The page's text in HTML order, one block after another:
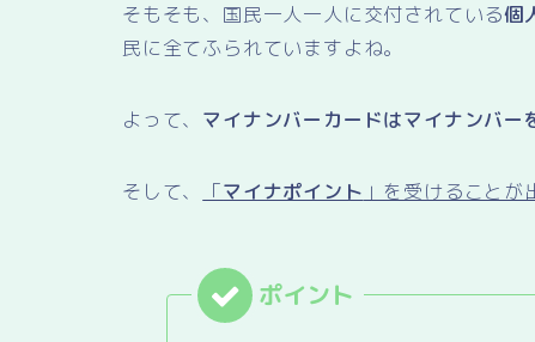
そもそも、国民一人一人に交付されている個
民に全てふられていますよね。
よって、 マイナンバーカードはマイナンバー
そして、 「マイナポイント 」を受けることが